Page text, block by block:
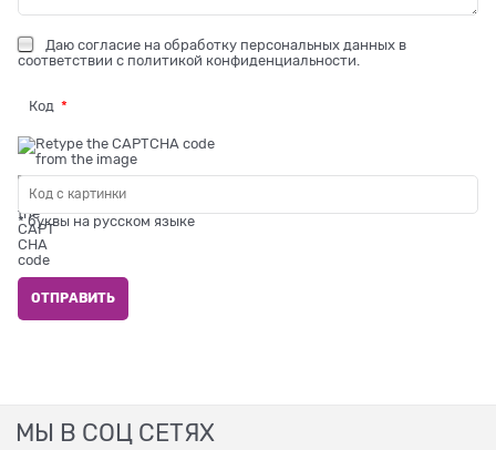
Даю согласие на обработку персональных данных в
соответствии с политикой конфиденциальности
Код
* буквы на русском языке
МЫ В СОЦ СЕТЯХ